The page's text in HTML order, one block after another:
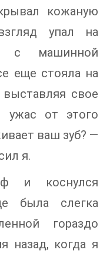
кожаную
упал на
с машинной
еще стояла на
свое
ужас от этого
ваш зуб? —
я.
и коснулся
была слегка
гораздо
назад, когда я